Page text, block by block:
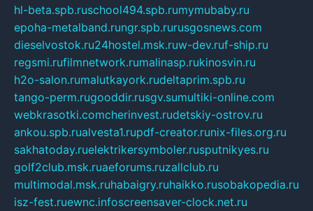
hl-beta.spb.ruschool494.spb.rumymubaby.ru
epoha-metalband.rungr.spb.rurusgosnews.com
dieselvostok.ru24hostel.msk.ruw-dev.ruf-ship.ru
regsmi.rufilmnetwork.rumalinasp.rukinosvin.ru
h2o-salon.rumalutkayork.rudeltaprim.spb.ru
tango-perm.rugooddir.rusgv.sumultiki-online.com
webkrasotki.comcherinvest.rudetskiy-ostrov.ru
ankou.spb.rualvesta1.rupdf-creator.runix-files.org.ru
sakhatoday.ruelektrikersymboler.rusputnikyes.ru
golf2club.msk.ruaeforums.ruzallclub.ru
multimodal.msk.ruhabaigry.ruhaikko.rusobakopedia.ru
isz-fest.ruewnc.infoscreensaver-clock.net.ru